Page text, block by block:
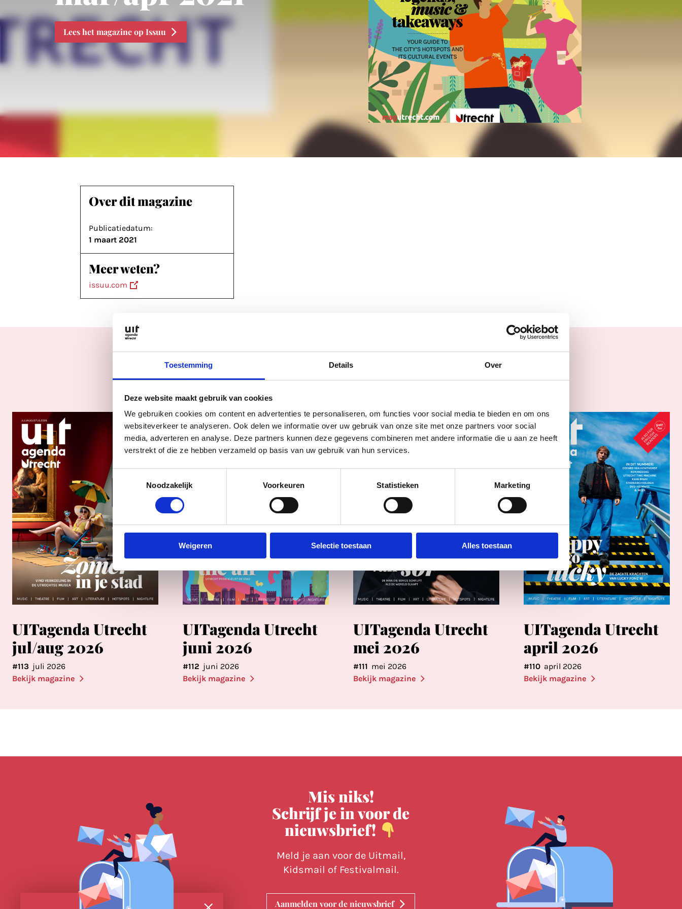
Toestemming Details Over
Deze website maakt gebruik van cookies
We gebruiken cookies om content en advertenties te personaliseren, om functies voor social media te bieden en om ons
websiteverkeer te analyseren. Ook delen we informatie over uw gebruik van onze site met onze partners voor social
media, adverteren en analyse. Deze partners kunnen deze gegevens combineren met andere informatie die u aan ze heeft
verstrekt of die ze hebben verzameld op basis van uw gebruik van hun services.
Noodzakelijk
Voorkeuren Statistieken Marketing
Weigeren Selectie toestaan Alles toestaan
Lees het magazine op Issuu
Over dit magazine
Publicatiedatum:
1 maart 2021
Meer weten?
issuu.com
Vorige edities
UITagenda Utrecht
jul/aug 2026
#113 juli 2026
Bekijk magazine
UITagenda Utrecht
juni 2026
#112 juni 2026
Bekijk magazine
UITagenda Utrecht
mei 2026
#111 mei 2026
Bekijk magazine
UITagenda Utrecht
april 2026
#110 april 2026
Bekijk magazine
Mis niks!
Schrijf je in voor de
nieuwsbrief!
Meld je aan voor de Uitmail,
Kidsmail of Festivalmail.
Aanmelden voor de nieuwsbrief